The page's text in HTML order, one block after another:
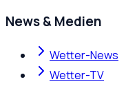
News & Medien
Wetter-News
Wetter-TV